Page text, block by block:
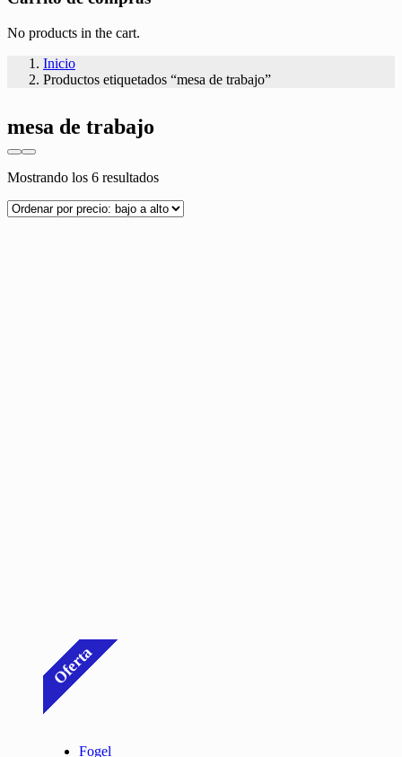
No products in the cart.
Inicio
Productos etiquetados “mesa de trabajo”
mesa de trabajo
Mostrando los 6 resultadosOrdenado
precio:
Oferta
Fogel